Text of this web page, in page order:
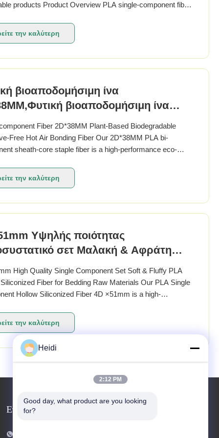
products Product Overview PLA single-component fiber
acid ingredients, offering ...
την καλύτερη
βιοαποδομήσιμη ίνα
βιοαποδομήσιμη ίνα
κόλλημα, συνδεδεμένη με θερμό
βιομηχανική ίνα, συνθετική ίνα,
μη υφαντική πρώτη ύλη
Fiber 2D*38MM Plant-Based Biodegradable
Free Hot Air Bonding Fiber Our 2D*38MM PLA bi-
sheath-core staple fiber is a high-performance eco-
nonwoven market. Manufactured through precision ...
την καλύτερη
Υψηλής ποιότητας
σετ Μαλακή & Αφράτη
σιλικονούχα ίνα PLA για πρώτες
κλινοσκεπών
High Quality Single Component Set Soft & Fluffy PLA
Fiber for Bedding Raw Materials Our PLA Single
Hollow Siliconized Fiber 4D ×51mm is a high-
acid) material. It combines biodegradabi...
την καλύτερη
τιμή
Επικοινωνήστε μαζί μας
Heidi
2:12 PM
Good day, what product are you looking
for?